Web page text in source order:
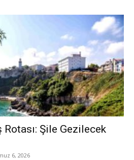
Rotası: Şile Gezilecek
6, 2026